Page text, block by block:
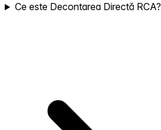
Ce este Decontarea Directă RCA?